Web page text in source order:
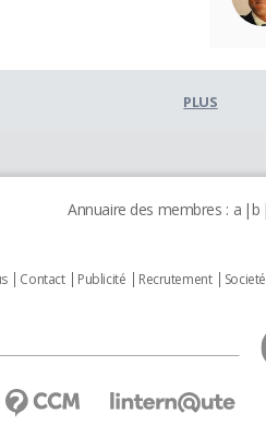
PLUS
Annuaire des membres : a b
Contact Publicité Recrutement Societé